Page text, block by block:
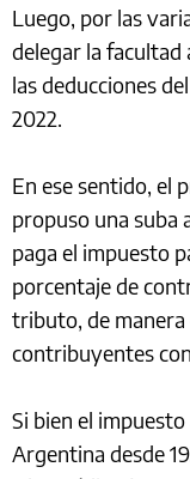
Luego, por las
delegar la
las deducciones
2022.
En ese sentido, el
propuso una suba
paga el impuesto
porcentaje de
tributo, de manera
contribuyentes
Si bien el impuesto
Argentina desde